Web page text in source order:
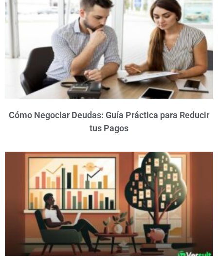
Cómo Negociar Deudas: Guía Práctica para Reducir
tus Pagos